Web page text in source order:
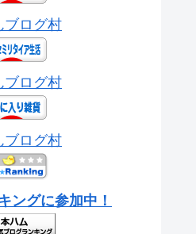
ブログ村
ブログ村
ブログ村
ングに参加中！